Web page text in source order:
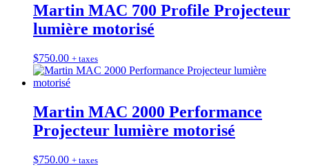
Martin MAC 700 Profile Projecteur
lumière motorisé
$750.00 + taxes
Martin MAC 2000 Performance
Projecteur lumière motorisé
$750.00 + taxes